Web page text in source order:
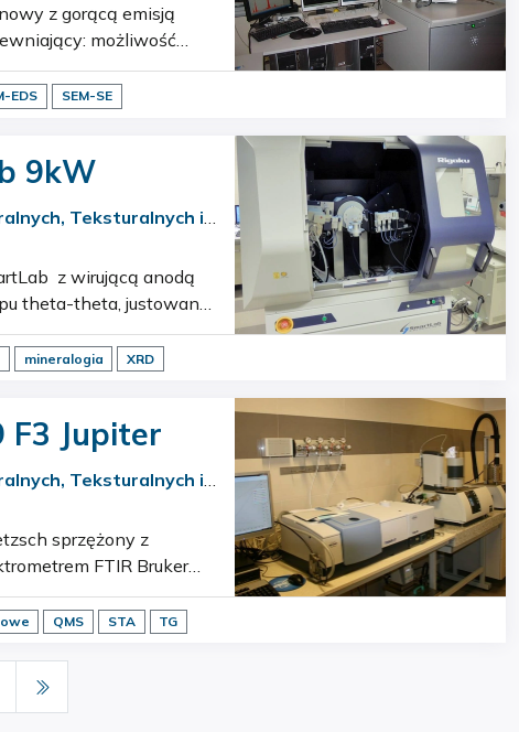
możliwość
EDS SEM-SE
9kW
Teksturalnych i
Parametry techniczne: maksymal…
mineralogia XRD
F3 Jupiter
Teksturalnych i
FTIR Bruker
Tensor 27 z TGA-IR. Parametry techniczne: rzeczywisty pomiar TG, DTA–TG, DSC-TG zak…
QMS STA TG